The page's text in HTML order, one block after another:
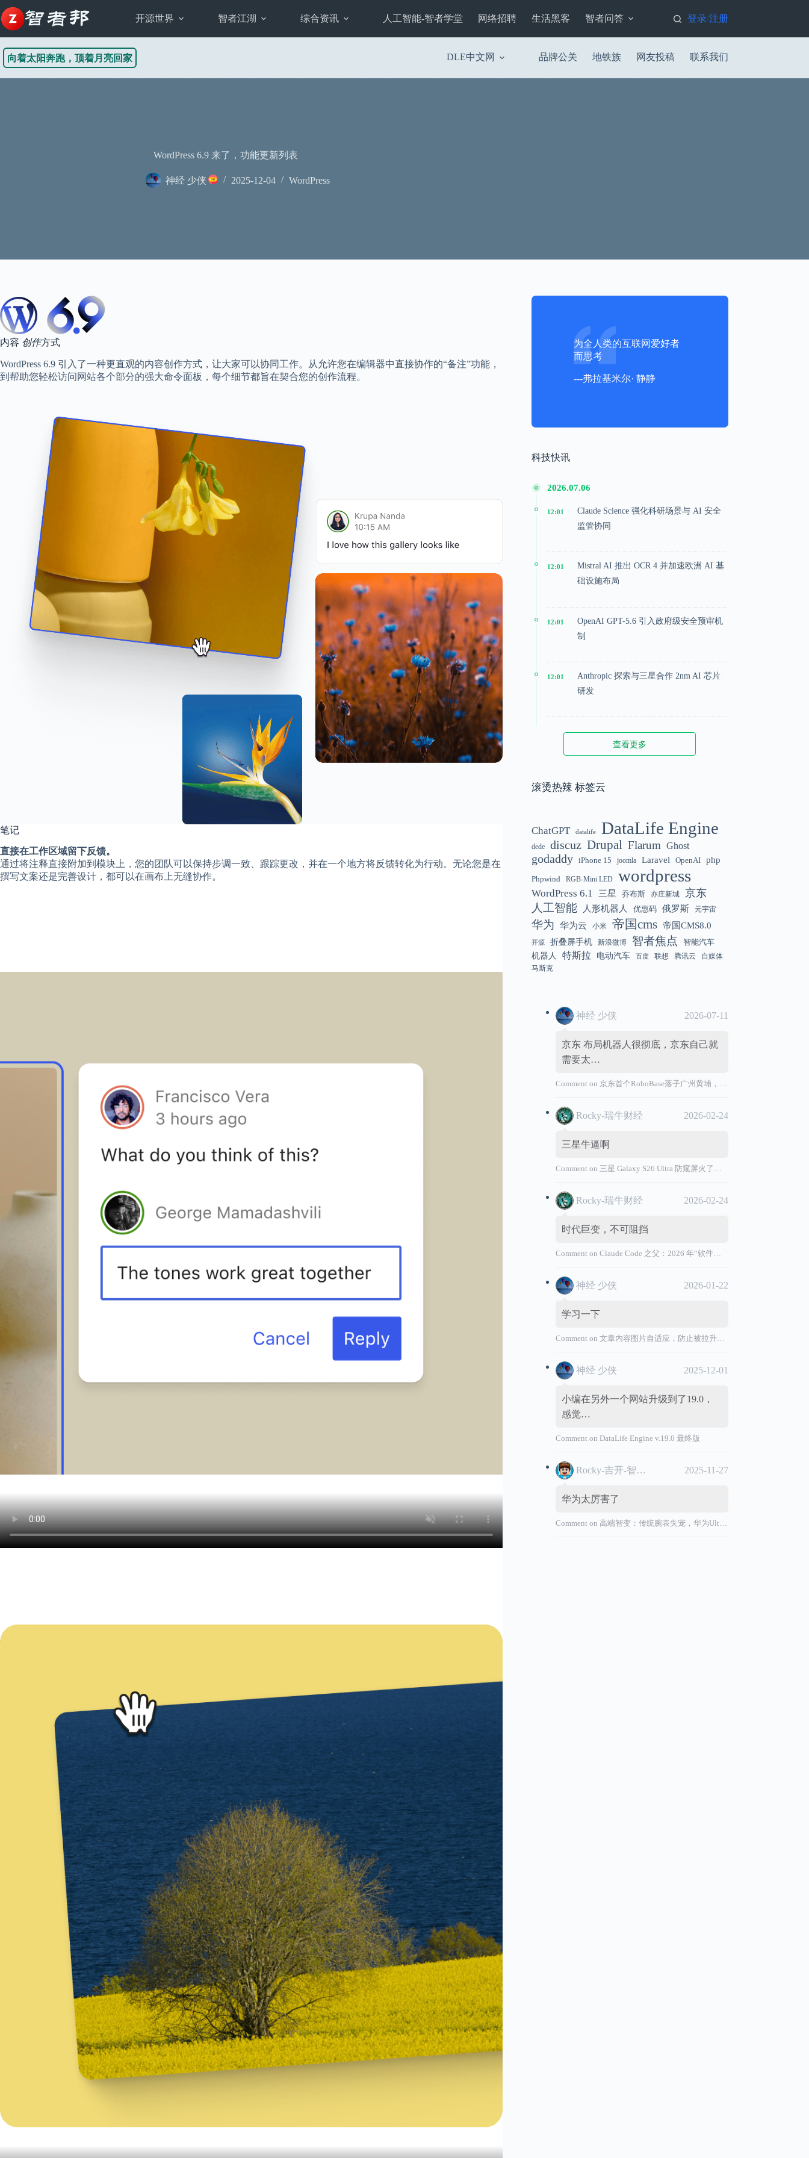
至
内
开源世界 智者江湖 综合资讯 人工智能-智者学堂 网络招聘 生活黑客 智者问答 登录/注册
向着太阳奔跑，顶着月亮回家 DLE中文网 品牌公关 地铁族 网友投稿 联系我们
WordPress 6.9 来了，功能更新列表
神经 少侠 2025-12-04 WordPress
内容 创作方式
WordPress 6.9 引入了一种更直观的内容创作方式，让大家可以协同工作。从允许您在编辑器中直接协作的“备注”功能，
到帮助您轻松访问网站各个部分的强大命令面板，每个细节都旨在契合您的创作流程。
笔记
直接在工作区域留下反馈。
通过将注释直接附加到模块上，您的团队可以保持步调一致、跟踪更改，并在一个地方将反馈转化为行动。无论您是在
撰写文案还是完善设计，都可以在画布上无缝协作。
为全人类的互联网爱好者
而思考
---弗拉基米尔· 静静
科技快讯
2026.07.06
12:01
Claude Science 强化科研场景与 AI 安全
监管协同
12:01
Mistral AI 推出 OCR 4 并加速欧洲 AI 基
础设施布局
12:01
OpenAI GPT-5.6 引入政府级安全预审机
制
12:01
Anthropic 探索与三星合作 2nm AI 芯片
研发
12:01
Microsoft 投入 25 亿美元成立 AI 落地实
12:01
Meta 内部模型接近 GPT-5.5 水平，基础
12:01
Gemini 3.5 Flash 强化“AI 操作系统级代
理能力”
12:01
美国解除 Anthropic Fable / Mythos 模型
出口限制
查看更多
滚烫热辣 标签云
ChatGPT datalife DataLife Engine
dede discuz Drupal Flarum Ghost
godaddy iPhone 15 joomla Laravel OpenAI php
Phpwind RGB-Mini LED wordpress
WordPress 6.1 三星 乔布斯 亦庄新城 京东
人工智能 人形机器人 优惠码 俄罗斯 元宇宙
华为 华为云 小米 帝国cms 帝国CMS8.0
开源 折叠屏手机 新浪微博 智者焦点
智能汽车
机器人
特斯拉 电动汽车 百度 联想 腾讯云
自媒体
马斯克
神经 少侠 2026-07-11
京东 布局机器人很彻底，京东自己就
需要太…
Comment on京东首个RoboBase落子广州黄埔，加码机器人产业基础设施布局
Rocky-瑞牛财经 2026-02-24
三星牛逼啊
Comment on 三星 Galaxy S26 Ultra 防窥屏火了，全球核心战略伙伴名单大曝光
Rocky-瑞牛财经 2026-02-24
时代巨变，不可阻挡
Comment onClaude Code 之父：2026 年“软件工程师”退出历史舞台
神经 少侠 2026-01-22
学习一下
Comment on文章内容图片自适应，防止被拉升变形
神经 少侠 2025-12-01
小编在另外一个网站升级到了19.0，
感觉…
Comment onDataLife Engine v.19.0 最终版
Rocky-吉开-智能汽车 2025-11-27
华为太厉害了
Comment on高端智变：传统腕表失宠，华为Ultimate系列“价值超车”